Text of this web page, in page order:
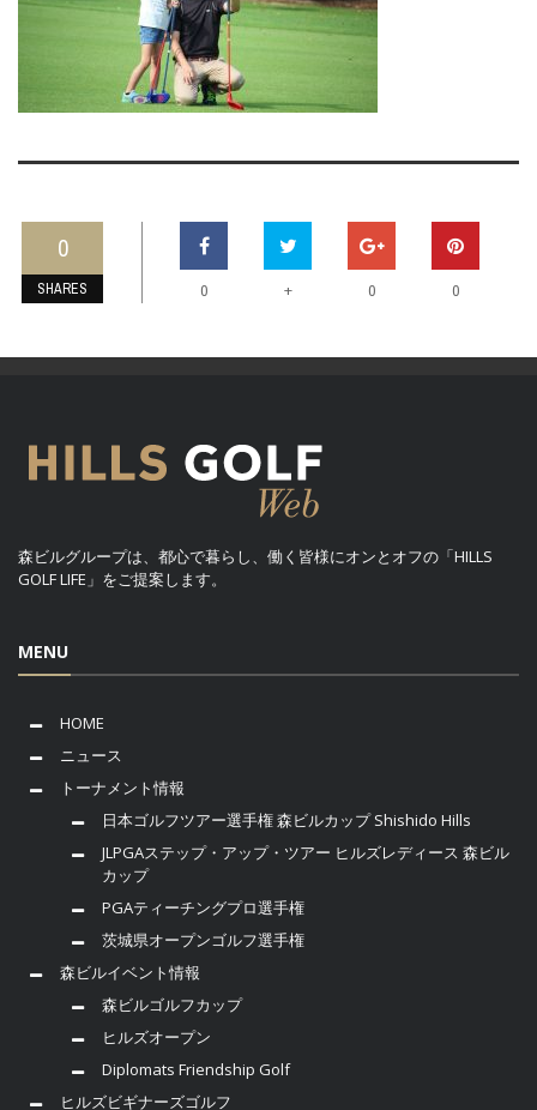
0
SHARES 0 + 0 0
森ビルグループは、都心で暮らし、働く皆様にオンとオフの「HILLS
GOLF LIFE」をご提案します。
MENU
HOME
ニュース
トーナメント情報
日本ゴルフツアー選手権 森ビルカップ Shishido Hills
JLPGAステップ・アップ・ツアー ヒルズレディース 森ビル
カップ
PGAティーチングプロ選手権
茨城県オープンゴルフ選手権
森ビルイベント情報
森ビルゴルフカップ
ヒルズオープン
Diplomats Friendship Golf
ヒルズビギナーズゴルフ